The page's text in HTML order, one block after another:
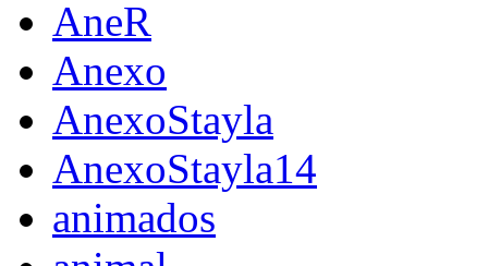
AneR
Anexo
AnexoStayla
AnexoStayla14
animados